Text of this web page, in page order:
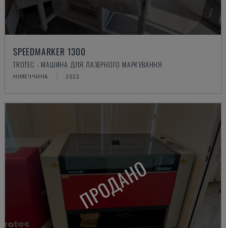
SPEEDMARKER 1300
TROTEC - МАШИНА ДЛЯ ЛАЗЕРНОГО МАРКУВАННЯ
НІМЕЧЧИНА 2022
ПРОДАНО